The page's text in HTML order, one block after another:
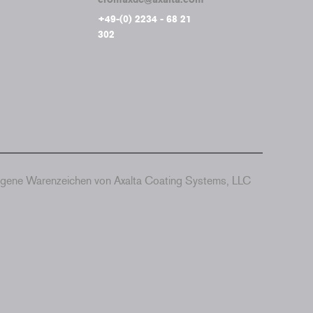
+49-(0) 2234 - 68 21
302
Warenzeichen von Axalta Coating Systems, LLC